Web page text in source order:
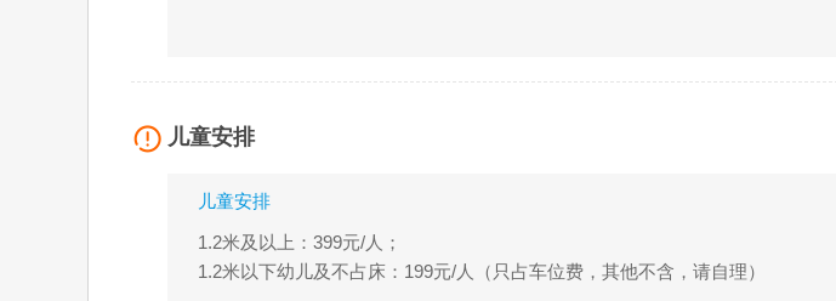
儿童安排
儿童安排
1.2米及以上：399元/人；
1.2米以下幼儿及不占床：199元/人（只占车位费，其他不含，请自理）